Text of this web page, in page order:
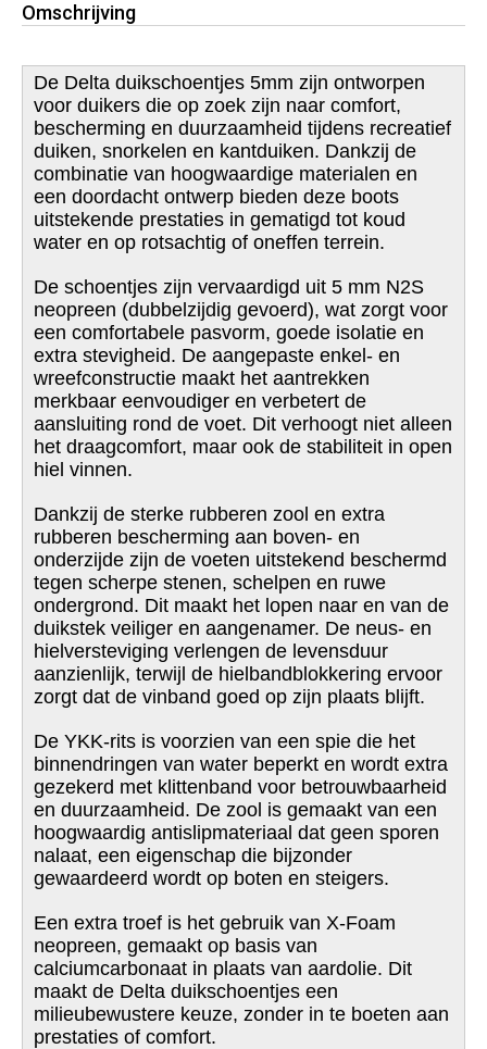
Omschrijving
De Delta duikschoentjes 5mm zijn ontworpen
voor duikers die op zoek zijn naar comfort,
bescherming en duurzaamheid tijdens recreatief
duiken, snorkelen en kantduiken. Dankzij de
combinatie van hoogwaardige materialen en
een doordacht ontwerp bieden deze boots
uitstekende prestaties in gematigd tot koud
water en op rotsachtig of oneffen terrein.
De schoentjes zijn vervaardigd uit 5 mm N2S
neopreen (dubbelzijdig gevoerd), wat zorgt voor
een comfortabele pasvorm, goede isolatie en
extra stevigheid. De aangepaste enkel- en
wreefconstructie maakt het aantrekken
merkbaar eenvoudiger en verbetert de
aansluiting rond de voet. Dit verhoogt niet alleen
het draagcomfort, maar ook de stabiliteit in open
hiel vinnen.
Dankzij de sterke rubberen zool en extra
rubberen bescherming aan boven- en
onderzijde zijn de voeten uitstekend beschermd
tegen scherpe stenen, schelpen en ruwe
ondergrond. Dit maakt het lopen naar en van de
duikstek veiliger en aangenamer. De neus- en
hielversteviging verlengen de levensduur
aanzienlijk, terwijl de hielbandblokkering ervoor
zorgt dat de vinband goed op zijn plaats blijft.
De YKK-rits is voorzien van een spie die het
binnendringen van water beperkt en wordt extra
gezekerd met klittenband voor betrouwbaarheid
en duurzaamheid. De zool is gemaakt van een
hoogwaardig antislipmateriaal dat geen sporen
nalaat, een eigenschap die bijzonder
gewaardeerd wordt op boten en steigers.
Een extra troef is het gebruik van X-Foam
neopreen, gemaakt op basis van
calciumcarbonaat in plaats van aardolie. Dit
maakt de Delta duikschoentjes een
milieubewustere keuze, zonder in te boeten aan
prestaties of comfort.